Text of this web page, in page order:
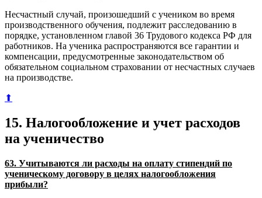
Несчастный случай, произошедший с учеником во время
производственного обучения, подлежит расследованию в
порядке, установленном главой 36 Трудового кодекса РФ для
работников. На ученика распространяются все гарантии и
компенсации, предусмотренные законодательством об
обязательном социальном страховании от несчастных случаев
на производстве.
⬆
15. Налогообложение и учет расходов
на ученичество
63. Учитываются ли расходы на оплату стипендий по
ученическому договору в целях налогообложения
прибыли?